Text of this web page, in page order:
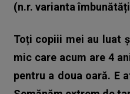
(n.r. varianta
Toți copiii mei au luat
mic care acum are 4
pentru a doua oară. E